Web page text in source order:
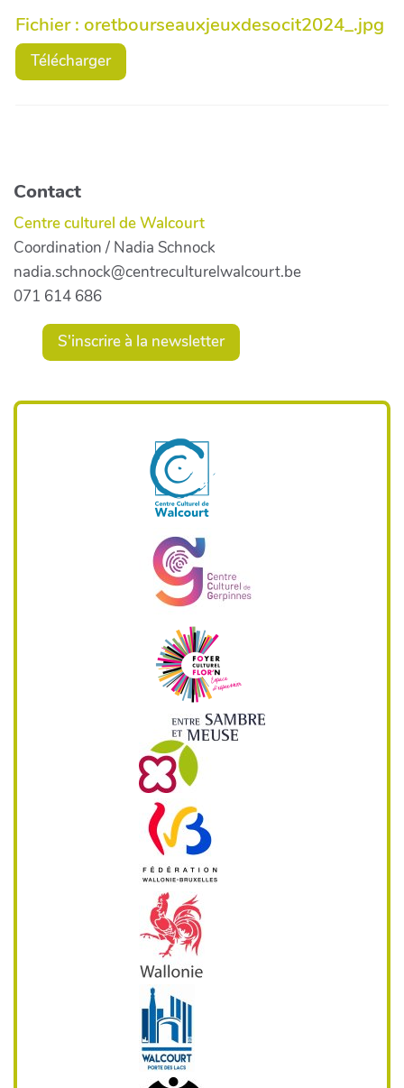
Fichier : oretbourseauxjeuxdesocit2024_.jpg
Télécharger
Contact
Centre culturel de Walcourt
Coordination / Nadia Schnock
nadia.schnock@centreculturelwalcourt.be
071 614 686
S'inscrire à la newsletter